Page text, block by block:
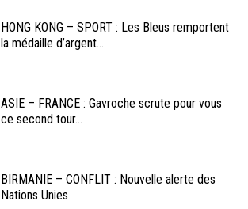
HONG KONG – SPORT : Les Bleus remportent
la médaille d’argent...
ASIE – FRANCE : Gavroche scrute pour vous
ce second tour...
BIRMANIE – CONFLIT : Nouvelle alerte des
Nations Unies